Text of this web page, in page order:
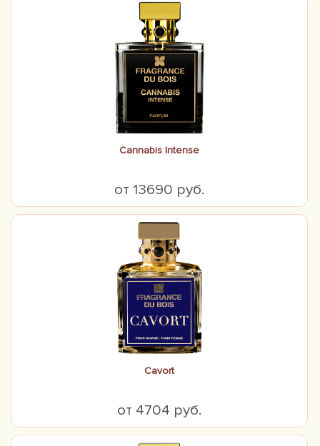
Cannabis Intense
от 13690 руб.
Cavort
от 4704 руб.